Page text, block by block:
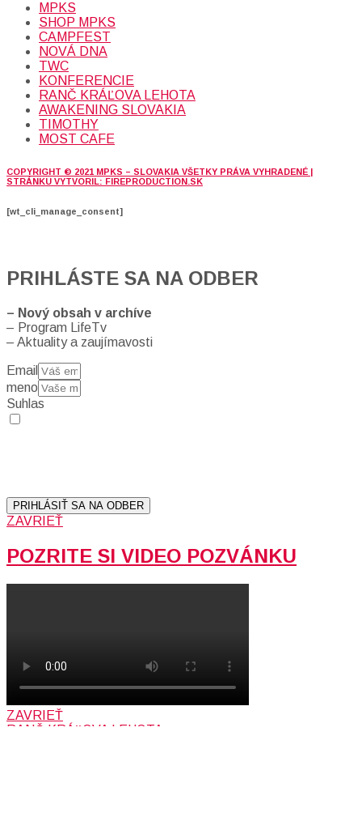
MPKS
SHOP MPKS
CAMPFEST
NOVÁ DNA
TWC
KONFERENCIE
RANČ KRÁĽOVA LEHOTA
AWAKENING SLOVAKIA
TIMOTHY
MOST CAFE
COPYRIGHT © 2021 MPKS – SLOVAKIA VŠETKY PRÁVA VYHRADENÉ |
STRÁNKU VYTVORIL: FIREPRODUCTION.SK
[wt_cli_manage_consent]
PRIHLÁSTE SA NA ODBER
– Nový obsah v archíve
– Program LifeTv
– Aktuality a zaujímavosti
Email
meno
Suhlas
PRIHLÁSIŤ SA NA ODBER
ZAVRIEŤ
POZRITE SI VIDEO POZVÁNKU
ZAVRIEŤ
RANČ KRÁĽOVA LEHOTA